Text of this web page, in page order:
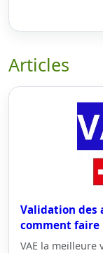
Articles
Validation des
comment faire
VAE la meilleure